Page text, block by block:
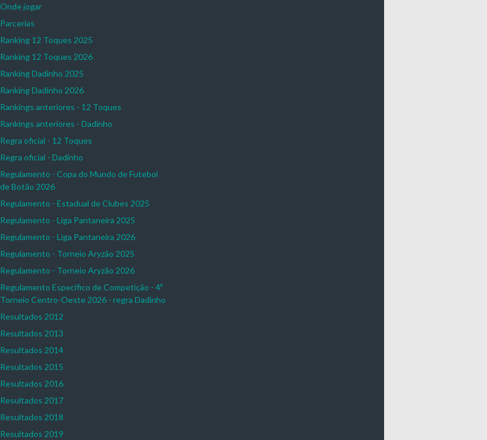
Onde jogar
Parcerias
Ranking 12 Toques 2025
Ranking 12 Toques 2026
Ranking Dadinho 2025
Ranking Dadinho 2026
Rankings anteriores - 12 Toques
Rankings anteriores - Dadinho
Regra oficial - 12 Toques
Regra oficial - Dadinho
Regulamento - Copa do Mundo de Futebol
de Botão 2026
Regulamento - Estadual de Clubes 2025
Regulamento - Liga Pantaneira 2025
Regulamento - Liga Pantaneira 2026
Regulamento - Torneio Aryzão 2025
Regulamento - Torneio Aryzão 2026
Regulamento Específico de Competição - 4º
Torneio Centro-Oeste 2026 - regra Dadinho
Resultados 2012
Resultados 2013
Resultados 2014
Resultados 2015
Resultados 2016
Resultados 2017
Resultados 2018
Resultados 2019